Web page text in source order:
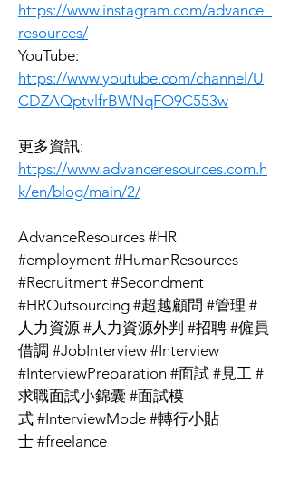
https://www.instagram.com/advance_
resources/
YouTube:
https://www.youtube.com/channel/U
CDZAQptvlfrBWNqFO9C553w
更多資訊:
https://www.advanceresources.com.h
k/en/blog/main/2/
AdvanceResources #HR
#employment #HumanResources
#Recruitment #Secondment
#HROutsourcing #超越顧問 #管理 #
人力資源 #人力資源外判 #招聘 #僱員
借調 #JobInterview #Interview
#InterviewPreparation #面試 #見工 #
求職面試小錦囊 #面試模
式 #InterviewMode #轉行小貼
士 #freelance